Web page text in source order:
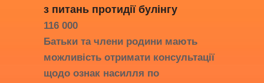
з питань протидії булінгу
116 000
Батьки та члени родини мають
можливість отримати консультації
щодо ознак насилля по